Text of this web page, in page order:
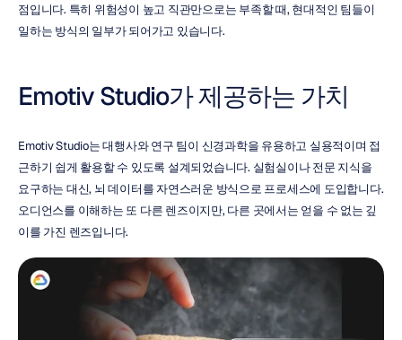
점입니다. 특히 위험성이 높고 직관만으로는 부족할 때, 현대적인 팀들이
일하는 방식의 일부가 되어가고 있습니다.
Emotiv Studio가 제공하는 가치
Emotiv Studio는 대행사와 연구 팀이 신경과학을 유용하고 실용적이며 접
근하기 쉽게 활용할 수 있도록 설계되었습니다. 실험실이나 전문 지식을
요구하는 대신, 뇌 데이터를 자연스러운 방식으로 프로세스에 도입합니다.
오디언스를 이해하는 또 다른 렌즈이지만, 다른 곳에서는 얻을 수 없는 깊
이를 가진 렌즈입니다.